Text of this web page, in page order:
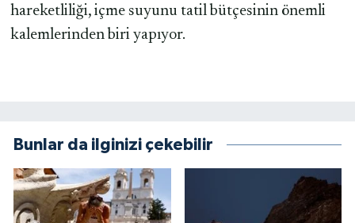
hareketliliği, içme suyunu tatil bütçesinin önemli
kalemlerinden biri yapıyor.
Bunlar da ilginizi çekebilir